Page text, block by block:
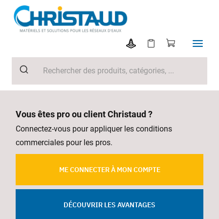
Vous êtes pro ou client Christaud ?
Connectez-vous pour appliquer les conditions
commerciales pour les pros.
ME CONNECTER À MON COMPTE
DÉCOUVRIR LES AVANTAGES